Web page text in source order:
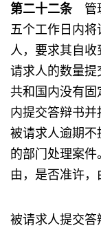
第二十二条管
五个工作日内
人，要求其自
请求人的数量
共和国内没有固
内提交答辩书并
被请求人逾期
的部门处理案
由，是否准许，
被请求人提交